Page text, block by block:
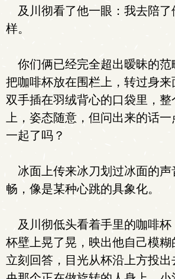
及川彻看了他一眼：我去陪了
样。
你们俩已经完全超出暧昧的范
把咖啡杯放在围栏上，转过身来
双手插在羽绒背心的口袋里，整
上，姿态随意，但问出来的话
一起了吗？
冰面上传来冰刀划过冰面的声
畅，像是某种心跳的具象化。
及川彻低头看着手里的咖啡杯
杯壁上晃了晃，映出他自己模
立刻回答，目光从杯沿上方投出